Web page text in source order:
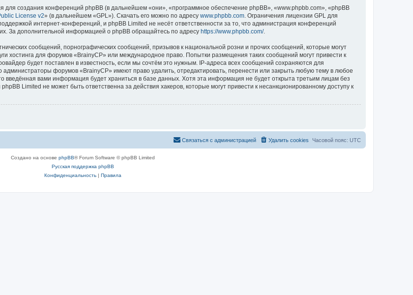
создания конференций phpBB (в дальнейшем «они», «программное обеспечение phpBB», «www.phpbb.com», «phpBB
License v2» (в дальнейшем «GPL»). Скачать его можно по адресу www.phpbb.com . Ограничения лицензии GPL для
интернет-конференций, и phpBB Limited не несёт ответственности за то, что администрация конференций
За дополнительной информацией о phpBB обращайтесь по адресу https://www.phpbb.com/.
сообщений, порнографических сообщений, призывов к национальной розни и прочих сообщений, которые могут
хостинга для форумов «BrainyCP» или международное право. Попытки размещения таких сообщений могут привести к
будет поставлен в известность, если мы сочтём это нужным. IP-адреса всех сообщений сохраняются для
форумов «BrainyCP» имеют право удалить, отредактировать, перенести или закрыть любую тему в любое
введённая вами информация будет храниться в базе данных. Хотя эта информация не будет открыта третьим лицам без
Limited не может быть ответственна за действия хакеров, которые могут привести к несанкционированному доступу к
Часовой пояс: UTC
Удалить cookies
Связаться с администрацией
Создано на основе phpBB® Forum Software © phpBB Limited
Русская поддержка phpBB
Конфиденциальность| Правила